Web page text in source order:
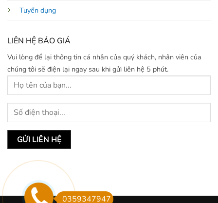
Tuyển dụng
LIÊN HỆ BÁO GIÁ
Vui lòng để lại thông tin cá nhân của quý khách, nhân viên của
chúng tôi sẽ điện lại ngay sau khi gửi liên hệ 5 phút.
0359347947